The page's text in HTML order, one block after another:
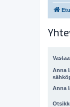
Anna
Anna